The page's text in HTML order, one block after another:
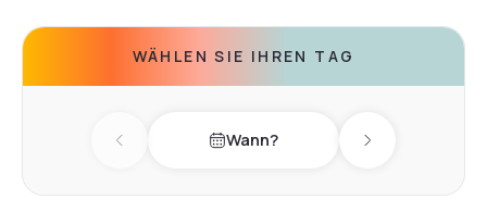
WÄHLEN SIE IHREN TAG
Previous day Wann? Next day